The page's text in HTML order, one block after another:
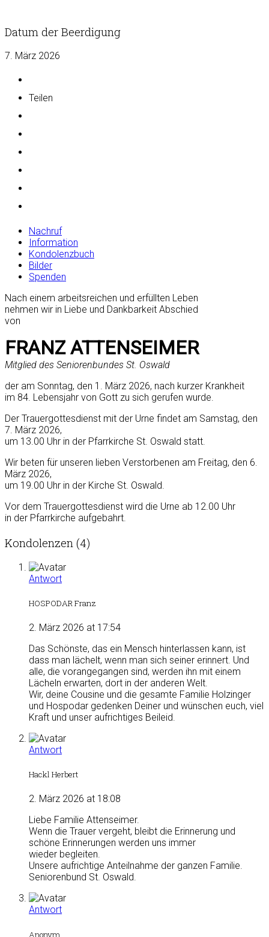
Datum der Beerdigung
7. März 2026
Teilen
Nachruf
Information
Kondolenzbuch
Bilder
Spenden
Nach einem arbeitsreichen und erfüllten Leben
nehmen wir in Liebe und Dankbarkeit Abschied
von
FRANZ ATTENSEIMER
Mitglied des Seniorenbundes St. Oswald
der am Sonntag, den 1. März 2026, nach kurzer Krankheit
im 84. Lebensjahr von Gott zu sich gerufen wurde.
Der Trauergottesdienst mit der Urne findet am Samstag, den
7. März 2026,
um 13.00 Uhr in der Pfarrkirche St. Oswald statt.
Wir beten für unseren lieben Verstorbenen am Freitag, den 6.
März 2026,
um 19.00 Uhr in der Kirche St. Oswald.
Vor dem Trauergottesdienst wird die Urne ab 12.00 Uhr
in der Pfarrkirche aufgebahrt.
Kondolenzen (4)
Antwort
HOSPODAR Franz
2. März 2026 at 17:54
Das Schönste, das ein Mensch hinterlassen kann, ist
dass man lächelt, wenn man sich seiner erinnert. Und
alle, die vorangegangen sind, werden ihn mit einem
Lächeln erwarten, dort in der anderen Welt.
Wir, deine Cousine und die gesamte Familie Holzinger
und Hospodar gedenken Deiner und wünschen euch, viel
Kraft und unser aufrichtiges Beileid.
Antwort
Hackl Herbert
2. März 2026 at 18:08
Liebe Familie Attenseimer.
Wenn die Trauer vergeht, bleibt die Erinnerung und
schöne Erinnerungen werden uns immer
wieder begleiten.
Unsere aufrichtige Anteilnahme der ganzen Familie.
Seniorenbund St. Oswald.
Antwort
Anonym